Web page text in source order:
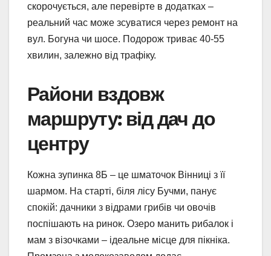
скорочується, але перевірте в додатках –
реальний час може зсуватися через ремонт на
вул. Богуна чи шосе. Подорож триває 40-55
хвилин, залежно від трафіку.
Райони вздовж
маршруту: від дач до
центру
Кожна зупинка 8Б – це шматочок Вінниці з її
шармом. На старті, біля лісу Бучми, панує
спокій: дачники з відрами грибів чи овочів
поспішають на ринок. Озеро манить рибалок і
мам з візочками – ідеальне місце для пікніка.